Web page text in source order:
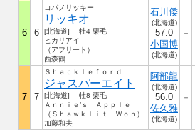
6 6
コパノリッキー
リッキオ
[北海道] 牡4 栗毛
ヒカリアイ
（アフリート）
西森鶴
石川倭
(北海道)
57.0
小国博
(北海道)
－
7 7
Ｓｈａｃｋｌｅｆｏｒｄ
ジャスパーエイト
[北海道] 牡8 栗毛
Ａｎｎｉｅ’ｓ Ａｐｐｌｅ
（Ｓｈａｗｋｌｉｔ Ｗｏｎ）
加藤和夫
阿部龍
(北海道)
56.0
佐久雅
(北海道)
－